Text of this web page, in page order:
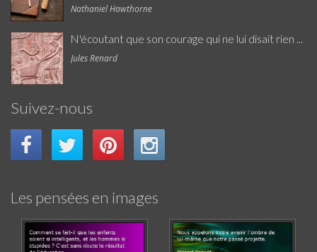
Nathaniel Hawthorne
N'écoutant que son courage qui ne lui disait rien ...
Jules Renard
Suivez-nous
Les pensées en images